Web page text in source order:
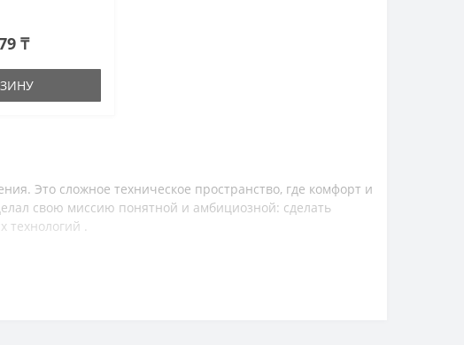
₸
Это сложное техническое пространство, где комфорт и
свою миссию понятной и амбициозной: сделать
.